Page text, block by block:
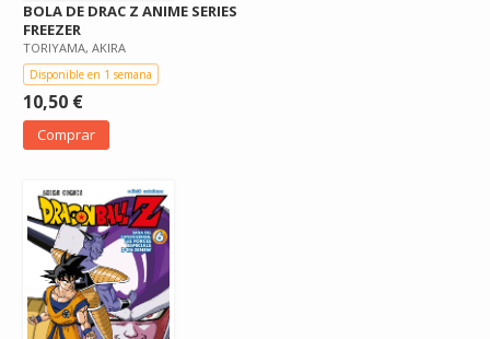
BOLA DE DRAC Z ANIME SERIES
FREEZER
TORIYAMA, AKIRA
Disponible en 1 semana
10,50 €
Comprar